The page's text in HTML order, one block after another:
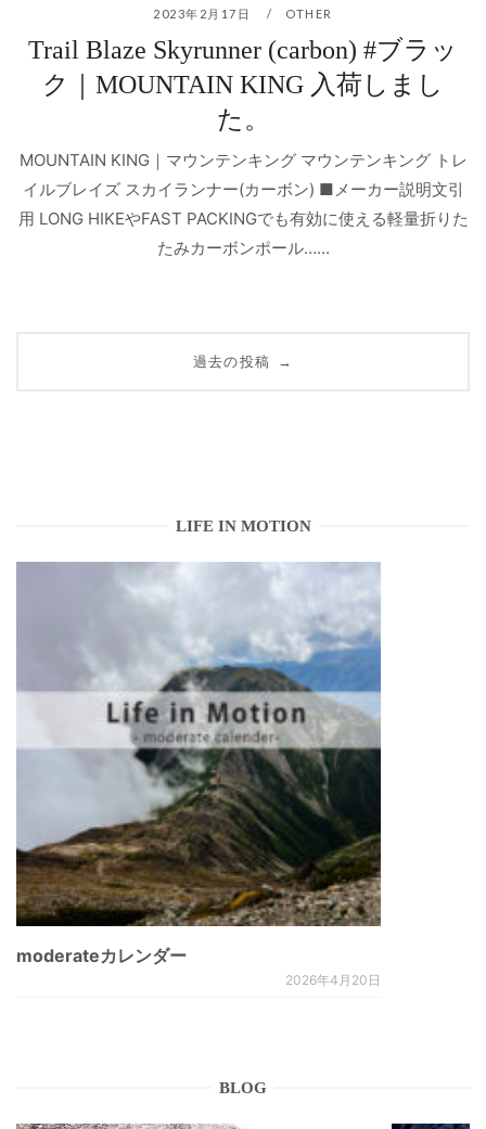
2023年2月17日 OTHER
Trail Blaze Skyrunner (carbon) #ブラッ
ク｜MOUNTAIN KING 入荷しまし
た。
MOUNTAIN KING｜マウンテンキング マウンテンキング トレ
イルブレイズ スカイランナー(カーボン) ■メーカー説明文引
用 LONG HIKEやFAST PACKINGでも有効に使える軽量折りた
たみカーボンポール…...
過去の投稿 →
LIFE IN MOTION
moderateカレンダー
2026年4月20日
BLOG